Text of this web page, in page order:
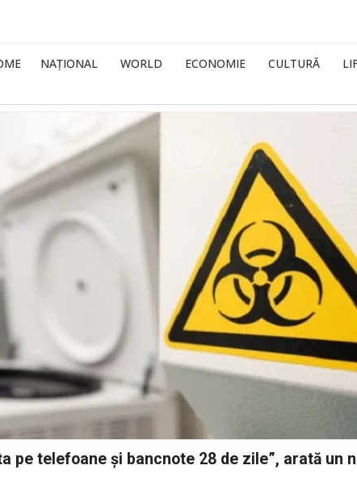
NAȚIONAL WORLD ECONOMIE CULTURĂ
pe telefoane și bancnote 28 de zile”, arată un